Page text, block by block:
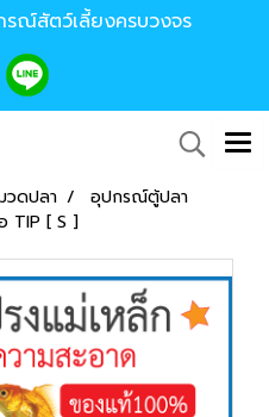
รณ์สัตว์เลี้ยงครบวงจร
วดปลา
อุปกรณ์ตู้ปลา
TIP [ S ]